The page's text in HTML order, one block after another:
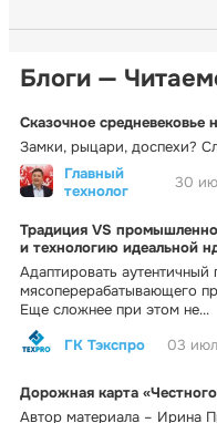
Блоги —
Сказочное средневековье
Замки, рыцари, доспехи?
Главный
технолог
30
Традиция VS
и технологию идеальной
Адаптировать
мясоперерабатывающего
Еще сложнее при этом не...
ГК Тэкспро
03
Дорожная карта
Автор материала – Ирина